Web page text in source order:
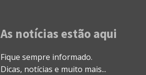
As notícias estão aqui
Fique sempre informado.
Dicas, notícias e muito mais...